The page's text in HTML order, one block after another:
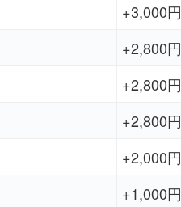
+3,000
+2,800
+2,800
+2,800
+2,000
+1,000